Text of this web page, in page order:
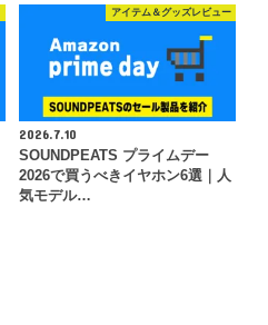
アイテム＆グッズレビュー
2026.7.10
SOUNDPEATS プライムデー
2026で買うべきイヤホン6選｜人
気モデル…